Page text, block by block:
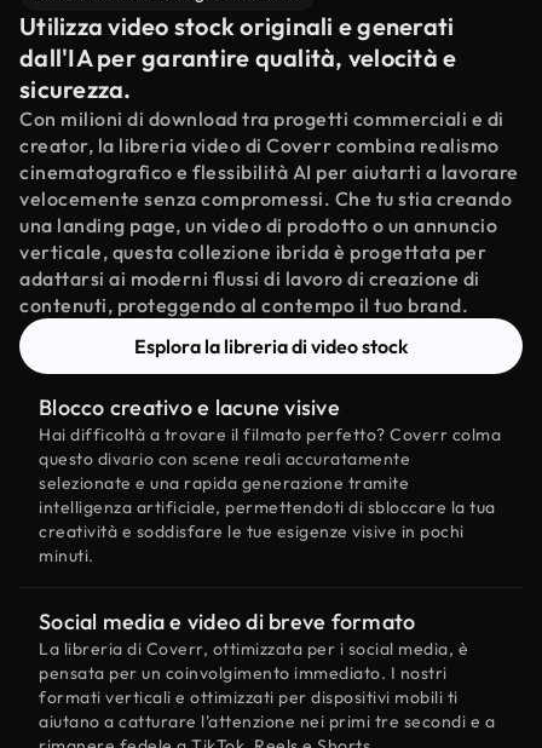
Utilizza video stock originali e generati
dall'IA per garantire qualità, velocità e
sicurezza.
Con milioni di download tra progetti commerciali e di
creator, la libreria video di Coverr combina realismo
cinematografico e flessibilità AI per aiutarti a lavorare
velocemente senza compromessi. Che tu stia creando
una landing page, un video di prodotto o un annuncio
verticale, questa collezione ibrida è progettata per
adattarsi ai moderni flussi di lavoro di creazione di
contenuti, proteggendo al contempo il tuo brand.
Esplora la libreria di video stock
Blocco creativo e lacune visive
Hai difficoltà a trovare il filmato perfetto? Coverr colma
questo divario con scene reali accuratamente
selezionate e una rapida generazione tramite
intelligenza artificiale, permettendoti di sbloccare la tua
creatività e soddisfare le tue esigenze visive in pochi
minuti.
Social media e video di breve formato
La libreria di Coverr, ottimizzata per i social media, è
pensata per un coinvolgimento immediato. I nostri
formati verticali e ottimizzati per dispositivi mobili ti
aiutano a catturare l'attenzione nei primi tre secondi e a